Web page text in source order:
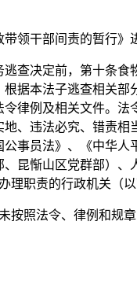
干部间责的暂行》
决定前，第十条食
据本法子逃查相关
律例及相关文件。
、违法必究、错责
事员法》、《中华
昆惭山区党群部）
理职责的行政机关（
法令、律例和规章